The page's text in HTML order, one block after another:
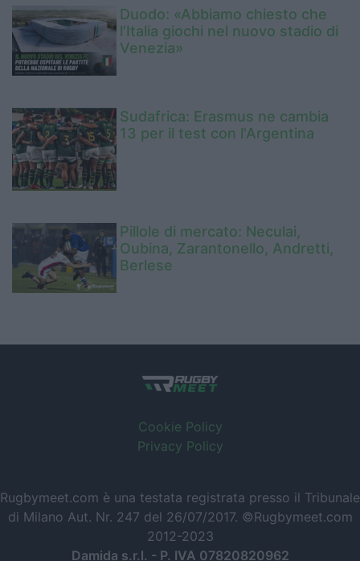
Duodo: «Abbiamo chiesto che
l’Italia giochi nel nuovo stadio di
Venezia»
Sudafrica: Erasmus ne cambia
13 per il test con l'Argentina
Pillole di mercato: Neculai,
Oubina, Zarantonello, Andretti,
Berlese
Cookie Policy
Privacy Policy
Rugbymeet.com è una testata registrata presso il Tribunale
di Milano Aut. Nr. 247 del 26/07/2017. ©Rugbymeet.com
2012-2023
Damida s.r.l. - P. IVA 07820820962